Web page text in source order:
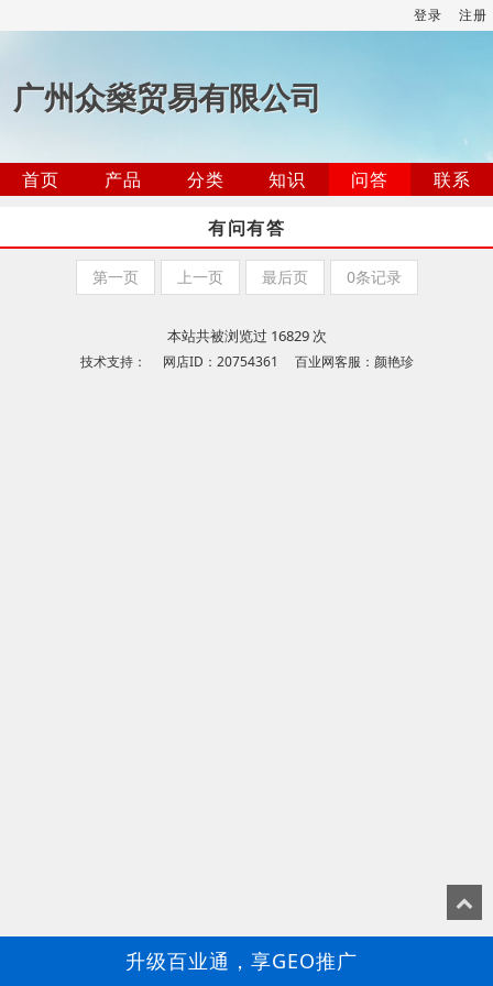
登录 注册
广州众燊贸易有限公司
首页 产品 分类 知识 问答
联系
有问有答
第一页 上一页 最后页 0条记录
本站共被浏览过 16829 次
技术支持： 网店ID：20754361 百业网客服：颜艳珍
升级百业通，享GEO推广